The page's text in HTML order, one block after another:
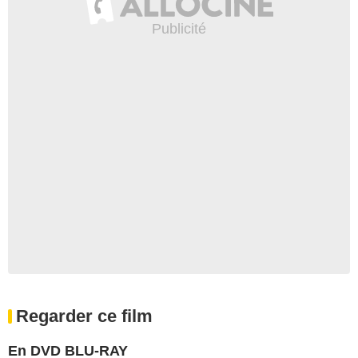
Regarder ce film
En DVD BLU-RAY